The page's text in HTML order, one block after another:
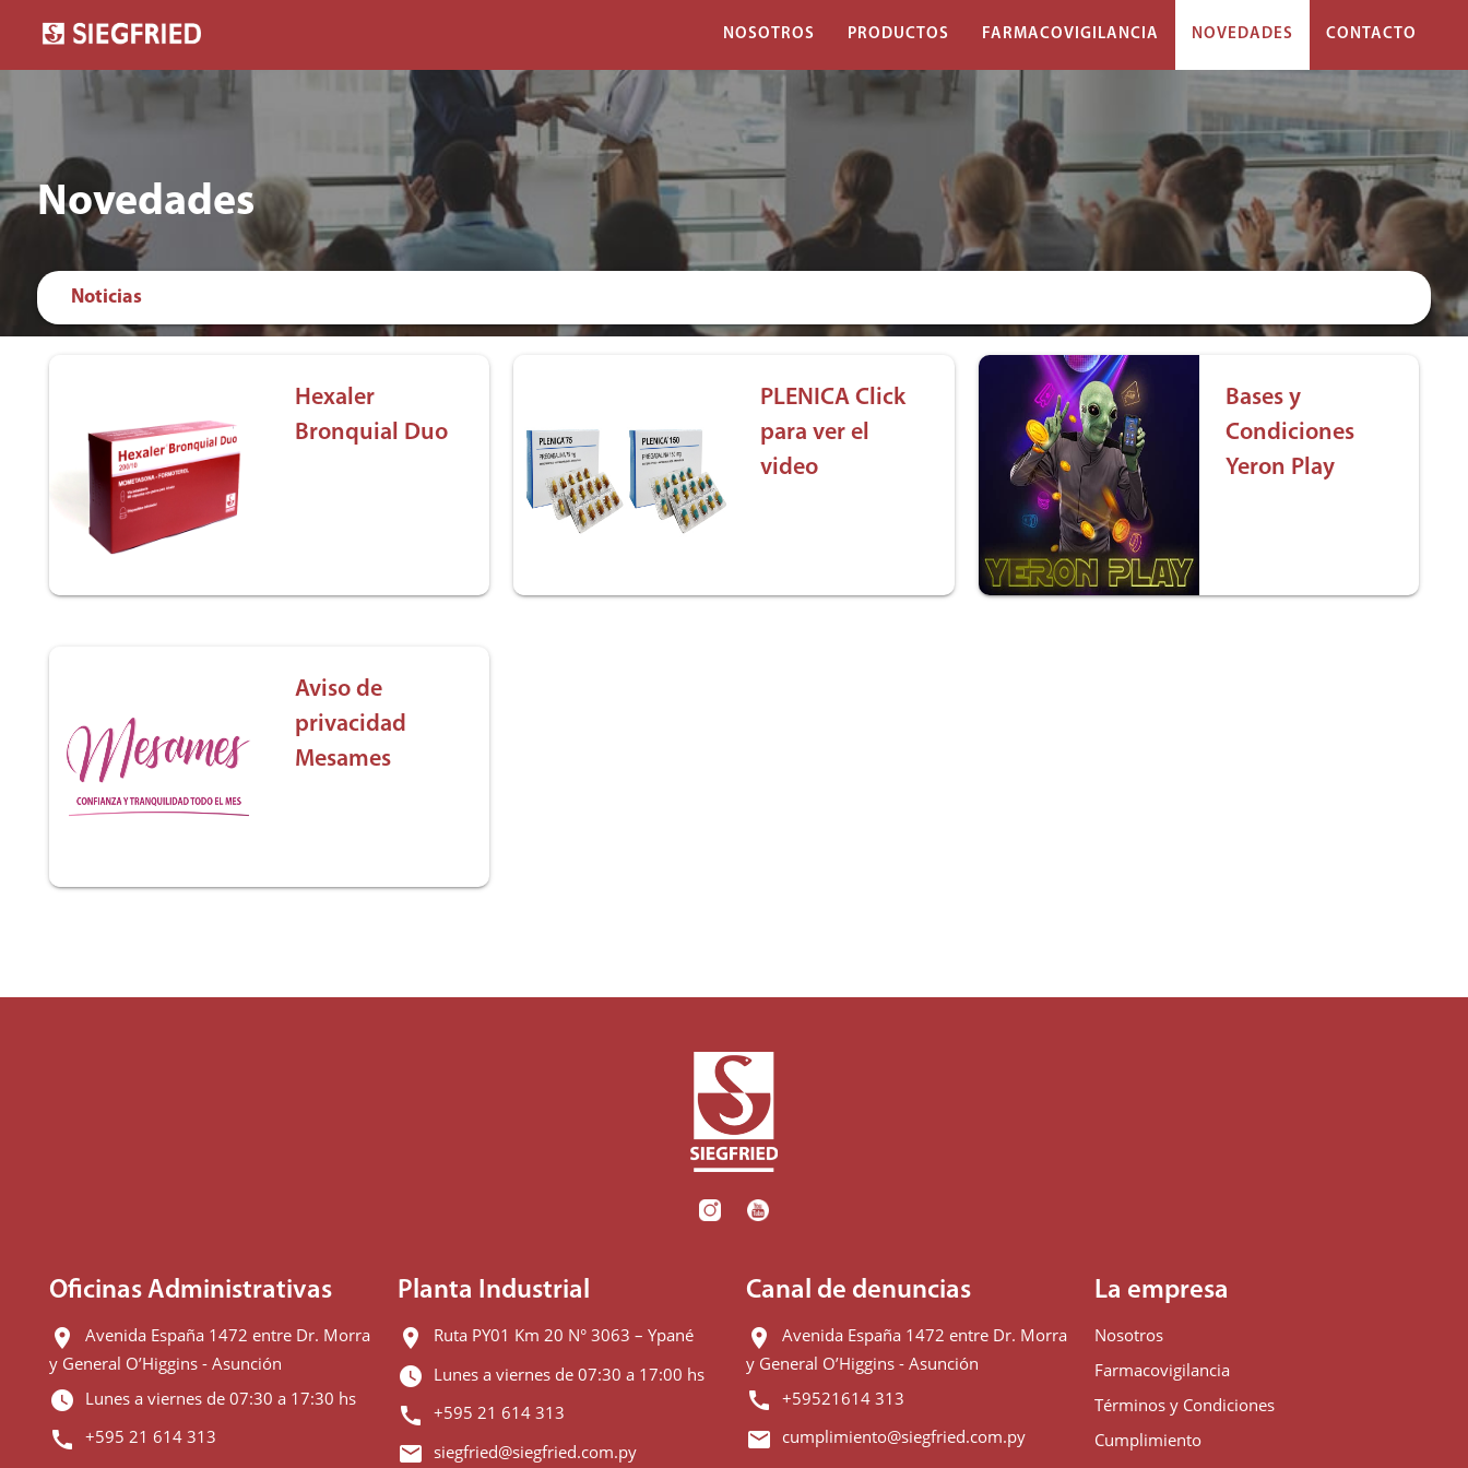
NOSOTROS PRODUCTOS FARMACOVIGILANCIA NOVEDADES CONTACTO
Novedades
Noticias
Hexaler
Bronquial Duo
PLENICA Click
para ver el
video
Bases y
Condiciones
Yeron Play
Aviso de
privacidad
Mesames
Oficinas Administrativas
location_on
Avenida España 1472 entre Dr. Morra
y General O’Higgins - Asunción
watch_later Lunes a viernes de 07:30 a 17:30 hs
call +595 21 614 313
Planta Industrial
location_on
Ruta PY01 Km 20 N° 3063 – Ypané
watch_later Lunes a viernes de 07:30 a 17:00 hs
call +595 21 614 313
email siegfried@siegfried.com.py
Canal de denuncias
location_on
Avenida España 1472 entre Dr. Morra
y General O’Higgins - Asunción
call +59521614 313
email cumplimiento@siegfried.com.py
La empresa
Nosotros
Farmacovigilancia
Términos y Condiciones
Cumplimiento